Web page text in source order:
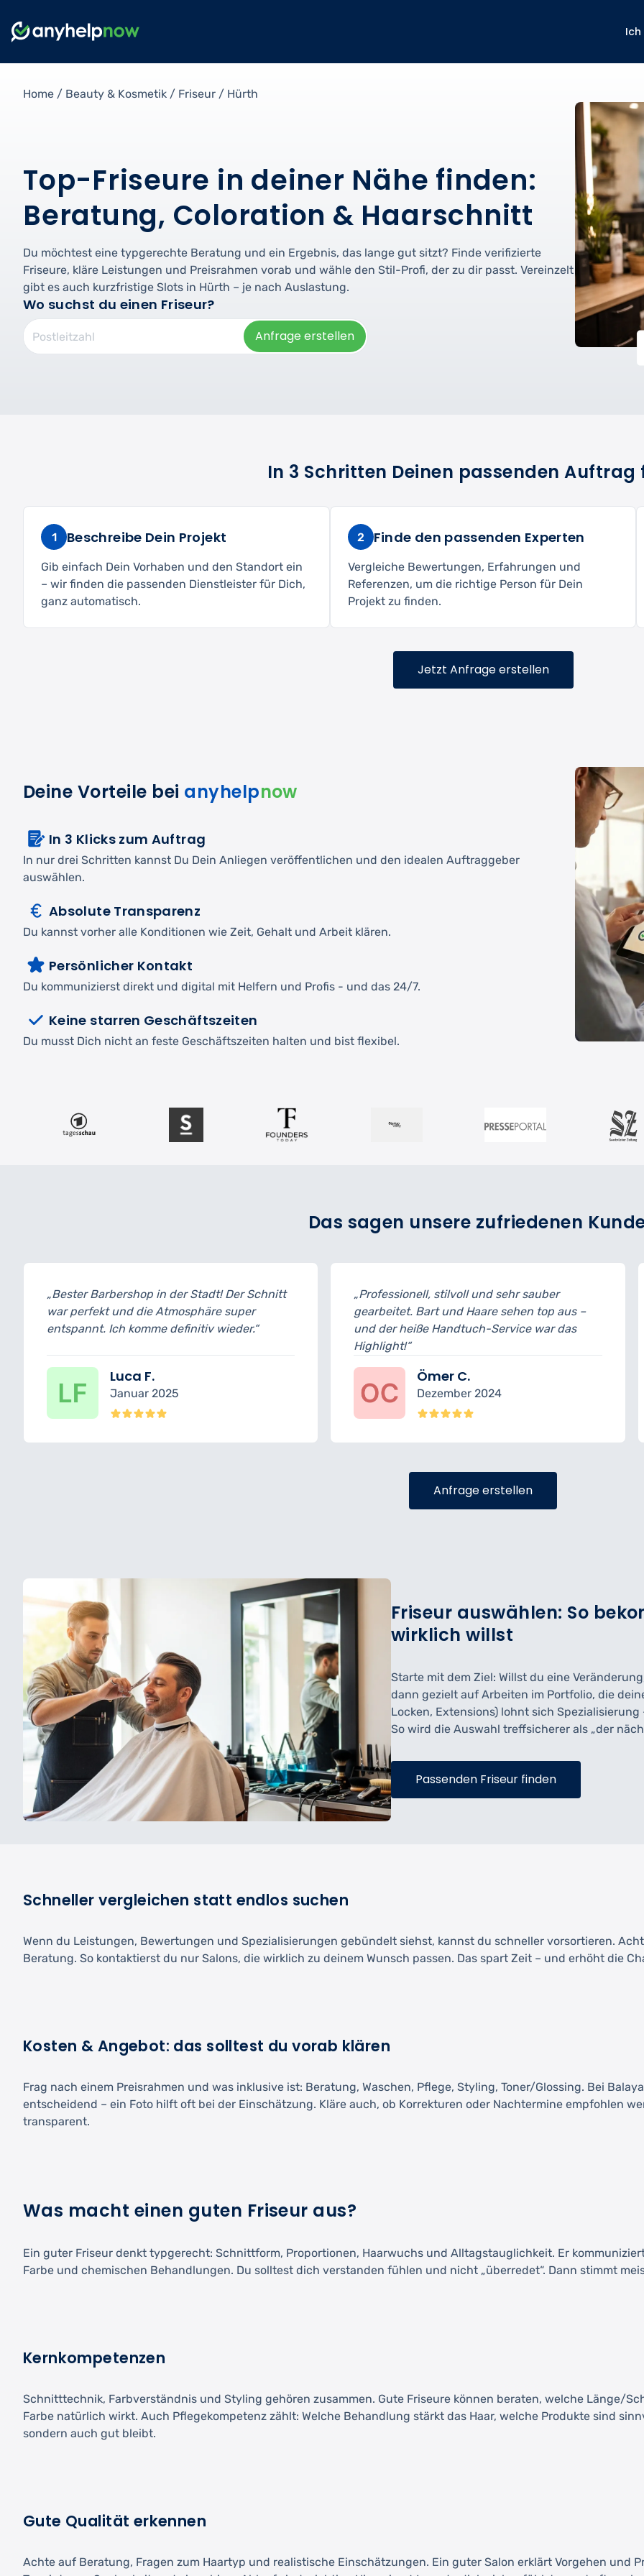
Home / Beauty & Kosmetik / Friseur / Hürth
Top-Friseure in deiner Nähe finden:
Beratung, Coloration & Haarschnitt
Du möchtest eine typgerechte Beratung und ein Ergebnis, das lange gut sitzt? Finde verifizierte
Friseure, kläre Leistungen und Preisrahmen vorab und wähle den Stil-Profi, der zu dir passt. Vereinzelt
gibt es auch kurzfristige Slots in Hürth – je nach Auslastung.
Wo suchst du einen Friseur?
Anfrage erstellen
In 3 Schritten Deinen passenden Auftrag
1 Beschreibe Dein Projekt
Gib einfach Dein Vorhaben und den Standort ein
– wir finden die passenden Dienstleister für Dich,
ganz automatisch.
2 Finde den passenden Experten
Vergleiche Bewertungen, Erfahrungen und
Referenzen, um die richtige Person für Dein
Projekt zu finden.
Jetzt Anfrage erstellen
Deine Vorteile bei anyhelpnow
In 3 Klicks zum Auftrag
In nur drei Schritten kannst Du Dein Anliegen veröffentlichen und den idealen Auftraggeber
auswählen.
Absolute Transparenz
Du kannst vorher alle Konditionen wie Zeit, Gehalt und Arbeit klären.
Persönlicher Kontakt
Du kommunizierst direkt und digital mit Helfern und Profis - und das 24/7.
Keine starren Geschäftszeiten
Du musst Dich nicht an feste Geschäftszeiten halten und bist flexibel.
Das sagen unsere zufriedenen
der Stadt! Der Schnitt
super
definitiv wieder.“
„Professionell, stilvoll und sehr sauber
gearbeitet. Bart und Haare sehen top aus –
und der heiße Handtuch-Service war das
„Guter Schnitt, netter
Termin leicht verspätet,
Abzug. Ansonsten top
Anfrage erstellen
Friseur auswählen: So
wirklich willst
Starte mit dem Ziel: Willst du eine
dann gezielt auf Arbeiten im Portfolio, die
Locken, Extensions) lohnt sich
So wird die Auswahl treffsicherer als „der
Passenden Friseur finden
Schneller vergleichen statt endlos suchen
Wenn du Leistungen, Bewertungen und Spezialisierungen gebündelt siehst, kannst du schneller vorsortieren.
Beratung. So kontaktierst du nur Salons, die wirklich zu deinem Wunsch passen. Das spart Zeit – und erhöht die
Kosten & Angebot: das solltest du vorab klären
Frag nach einem Preisrahmen und was inklusive ist: Beratung, Waschen, Pflege, Styling, Toner/Glossing. Bei
entscheidend – ein Foto hilft oft bei der Einschätzung. Kläre auch, ob Korrekturen oder Nachtermine empfohlen
transparent.
Was macht einen guten Friseur aus?
Ein guter Friseur denkt typgerecht: Schnittform, Proportionen, Haarwuchs und Alltagstauglichkeit. Er
Farbe und chemischen Behandlungen. Du solltest dich verstanden fühlen und nicht „überredet“. Dann stimmt
Kernkompetenzen
Schnitttechnik, Farbverständnis und Styling gehören zusammen. Gute Friseure können beraten, welche Länge/
Farbe natürlich wirkt. Auch Pflegekompetenz zählt: Welche Behandlung stärkt das Haar, welche Produkte sind
sondern auch gut bleibt.
Gute Qualität erkennen
Achte auf Beratung, Fragen zum Haartyp und realistische Einschätzungen. Ein guter Salon erklärt Vorgehen und